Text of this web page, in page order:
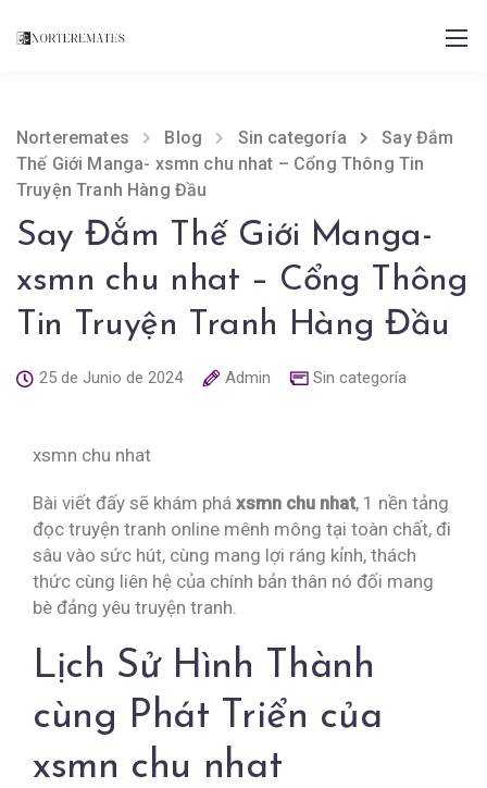
Norteremates Blog Sin categoría
Say Đắm
Thế Giới Manga- xsmn chu nhat – Cổng Thông Tin
Truyện Tranh Hàng Đầu
Say Đắm Thế Giới Manga-
xsmn chu nhat – Cổng Thông
Tin Truyện Tranh Hàng Đầu
25 de Junio de 2024 Admin Sin categoría
xsmn chu nhat
Bài viết đấy sẽ khám phá xsmn chu nhat, 1 nền tảng
đọc truyện tranh online mênh mông tại toàn chất, đi
sâu vào sức hút, cùng mang lợi ráng kỉnh, thách
thức cùng liên hệ của chính bản thân nó đối mang
bè đảng yêu truyện tranh.
Lịch Sử Hình Thành
cùng Phát Triển của
xsmn chu nhat